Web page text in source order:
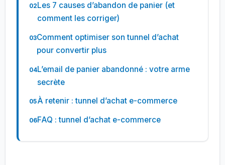
Les 7 causes d’abandon de panier (et
comment les corriger)
Comment optimiser son tunnel d’achat
pour convertir plus
L’email de panier abandonné : votre arme
secrète
À retenir : tunnel d’achat e-commerce
FAQ : tunnel d’achat e-commerce